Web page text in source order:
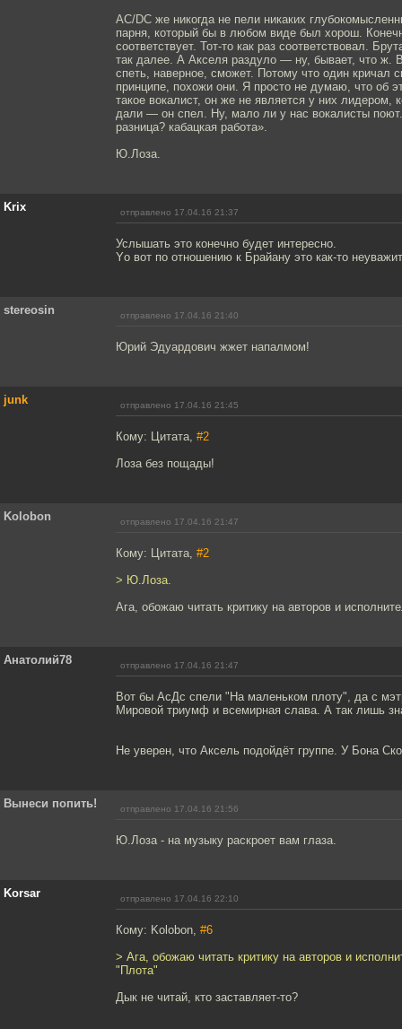
AC/DC же никогда не пели никаких
парня, который бы в любом виде был хорош.
соответствует. Тот-то как раз соответствовал.
так далее. А Акселя раздуло — ну, бывает, что ж.
спеть, наверное, сможет. Потому что один кричал
принципе, похожи они. Я просто не думаю, что об
такое вокалист, он же не является у них лидером,
дали — он спел. Ну, мало ли у нас вокалисты
разница? кабацкая работа».
Ю.Лоза.
Krix отправлено 17.04.16 21:37
Услышать это конечно будет интересно.
Yо вот по отношению к Брайану это как-то
stereosin отправлено 17.04.16 21:40
Юрий Эдуардович жжет напалмом!
junk отправлено 17.04.16 21:45
Кому: Цитата, #2
Лоза без пощады!
Kolobon отправлено 17.04.16 21:47
Кому: Цитата, #2
> Ю.Лоза.
Ага, обожаю читать критику на авторов и
Анатолий78 отправлено 17.04.16 21:47
Вот бы АсДс спели "На маленьком плоту", да с
Мировой триумф и всемирная слава. А так лишь
Не уверен, что Аксель подойдёт группе. У Бона
Вынеси попить! отправлено 17.04.16 21:56
Ю.Лоза - на музыку раскроет вам глаза.
Korsar отправлено 17.04.16 22:10
Кому: Kolobon, #6
> Ага, обожаю читать критику на авторов и
"Плота"
Дык не читай, кто заставляет-то?